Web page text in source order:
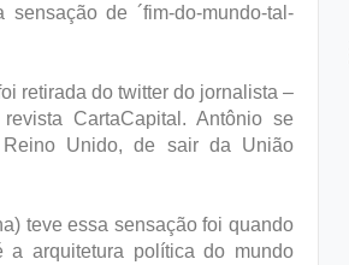
de ´fim-do-mundo-tal-
retirada do twitter do jornalista –
CartaCapital. Antônio se
Unido, de sair da União
teve essa sensação foi quando
arquitetura política do mundo